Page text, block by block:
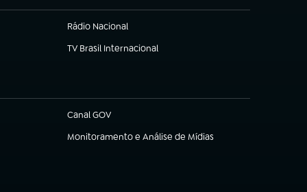
Rádio Nacional
TV Brasil Internacional
(abre em nova aba)
Canal GOV
(abre em nova aba)
Monitoramento e Análise de Mídias
(abre em nova aba)